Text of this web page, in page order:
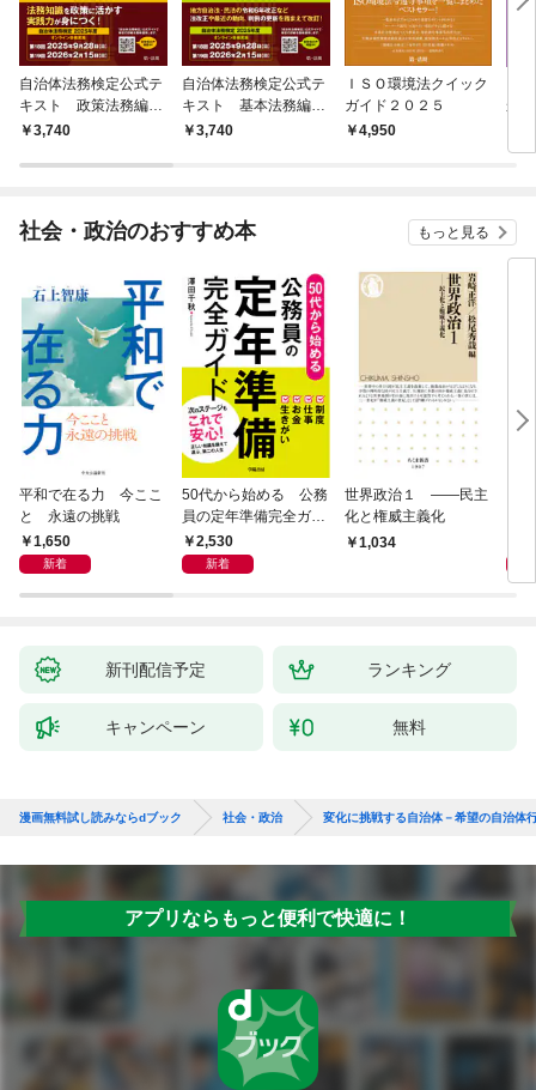
自治体法務検定公式テ
キスト 政策法務編
２０２５年度検定対応
3,740
自治体法務検定公式テ
キスト 基本法務編
２０２５年度検定対応
3,740
ＩＳＯ環境法クイック
ガイド２０２５
4,950
か
メ
社会・政治のおすすめ本 もっと見る
平和で在る力 今ここ
と 永遠の挑戦
1,650
新着
50代から始める 公務
員の定年準備完全ガイ
ド2,530
新着
世界政治１ ――民主
化と権威主義化
1,034
新刊配信予定 ランキング
キャンペーン 無料
漫画無料試し読みならdブック 社会・政治 変化に挑戦する自治体－希望の自治体
アプリならもっと便利で快適に！